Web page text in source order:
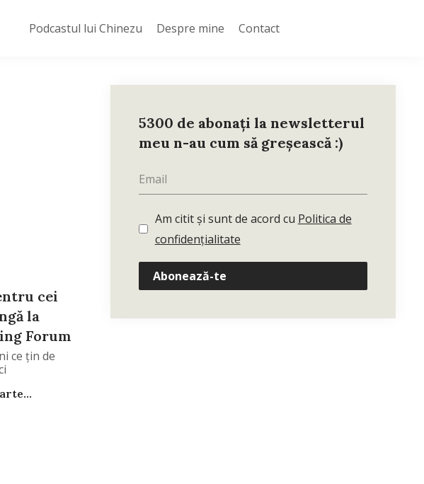
Podcastul lui Chinezu Despre mine Contact
cei
la
Forum
ce ţin de
5300 de abonați la newsletterul
meu n-au cum să greșească :)
Am citit și sunt de acord cu Politica de
confidențialitate
Abonează-te